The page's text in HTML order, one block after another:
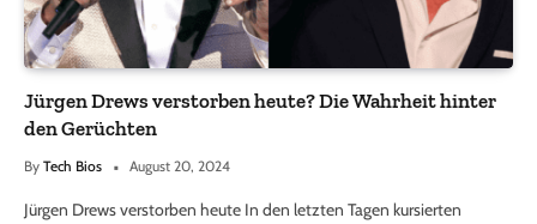
Jürgen Drews verstorben heute? Die Wahrheit hinter
den Gerüchten
By Tech Bios August 20, 2024
Jürgen Drews verstorben heute In den letzten Tagen kursierten